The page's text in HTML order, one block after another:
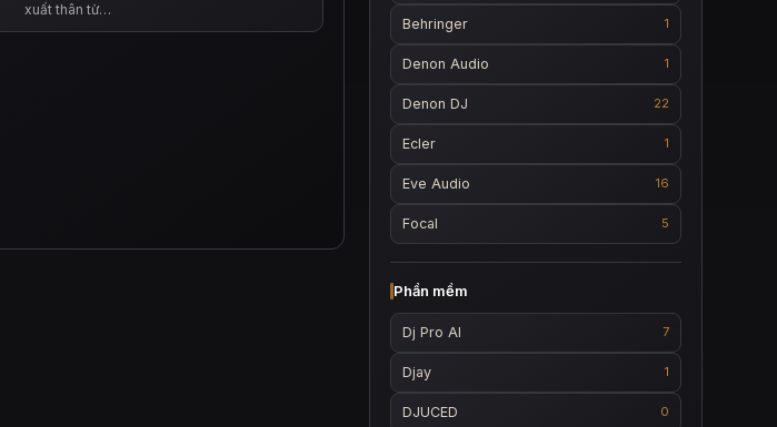
xuất thân từ…
Behringer 1
Denon Audio 1
Denon DJ 22
Ecler 1
Eve Audio 16
Focal 5
Phần mềm
Dj Pro AI 7
Djay 1
DJUCED 0